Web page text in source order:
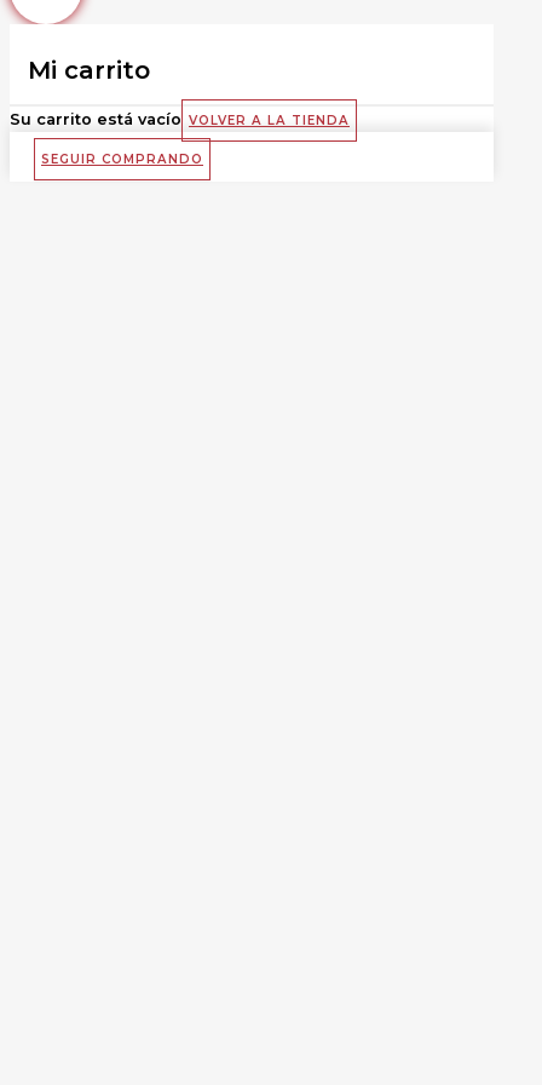
Mi carrito
Su carrito está vacío VOLVER A LA TIENDA
SEGUIR COMPRANDO